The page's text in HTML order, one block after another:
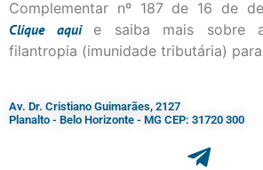
Complementar nº 187 de 16 de
Cliqueaqui
e saiba mais sobre
filantropia (imunidade tributária)
Av. Dr. Cristiano Guimarães, 2127
Planalto - Belo Horizonte - MG CEP: 31720 300